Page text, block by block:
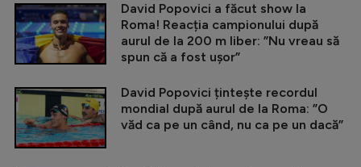
David Popovici a făcut show la
Roma! Reacția campionului după
aurul de la 200 m liber: ”Nu vreau să
spun că a fost ușor”
David Popovici țintește recordul
mondial după aurul de la Roma: ”O
văd ca pe un când, nu ca pe un dacă”